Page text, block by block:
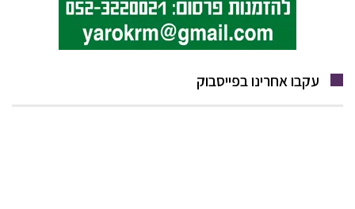
עקבו אחרינו בפייסבוק